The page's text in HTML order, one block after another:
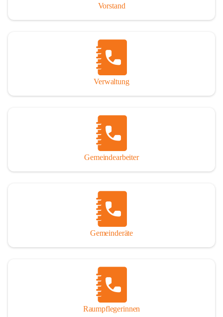
Vorstand
Verwaltung
Gemeindearbeiter
Gemeinderäte
Raumpflegerinnen